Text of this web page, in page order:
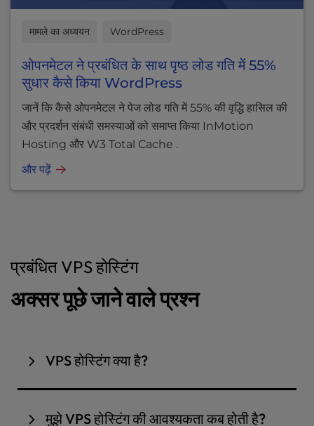
मामले का अध्ययन WordPress
ओपनमेटल ने प्रबंधित के साथ पृष्ठ लोड गति में 55%
सुधार कैसे किया WordPress
जानें कि कैसे ओपनमेटल ने पेज लोड गति में 55% की वृद्धि हासिल की
और प्रदर्शन संबंधी समस्याओं को समाप्त किया InMotion
Hosting और W3 Total Cache .
और पढ़ें
प्रबंधित VPS होस्टिंग
अक्सर पूछे जाने वाले प्रश्न
VPS होस्टिंग क्या है?
VPS होस्टिंग,वर्चुअल प्राइवेट सर्वरहोस्टिंग का संक्षिप्त रूप है, यह
एक बहुमुखी समाधान है जो साझा होस्टिंग और समर्पित सर्वर के लाभों
मुझे VPS होस्टिंग की आवश्यकता कब होती है?